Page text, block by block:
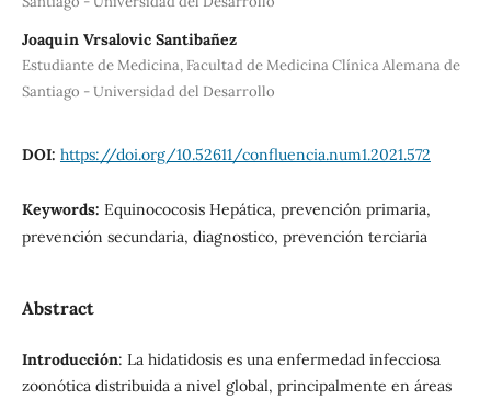
Joaquin Vrsalovic Santibañez
Estudiante de Medicina, Facultad de Medicina Clínica Alemana de
Santiago - Universidad del Desarrollo
DOI: https://doi.org/10.52611/confluencia.num1.2021.572
Keywords: Equinococosis Hepática, prevención primaria,
prevención secundaria, diagnostico, prevención terciaria
Abstract
Introducción: La hidatidosis es una enfermedad infecciosa
zoonótica distribuida a nivel global, principalmente en áreas